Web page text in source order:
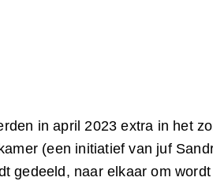
in april 2023 extra in het
(een initiatief van juf
gedeeld, naar elkaar om